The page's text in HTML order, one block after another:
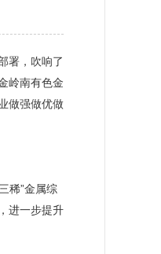
署，吹响了
岭南有色金
做强做优做
稀”金属综
进一步提升